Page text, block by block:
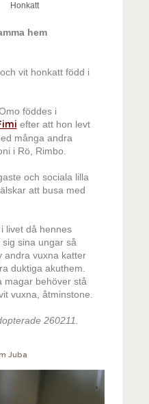
Honkatt
hem
vit honkatt född i
föddes i
efter att hon levt
många andra
i Rö, Rimbo.
och sociala lilla
att busa med
livet då hennes
sina ungar så
andra vuxna katter
duktiga akuthem.
magar behöver stå
vuxna, åtminstone.
260211.
Juba